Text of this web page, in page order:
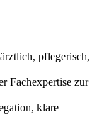
pflegerisch,
Fachexpertise zur
klare